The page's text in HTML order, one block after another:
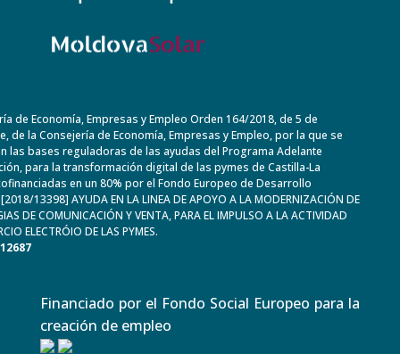
de Economía, Empresas y Empleo Orden 164/2018, de 5 de
de la Consejería de Economía, Empresas y Empleo, por la que se
las bases reguladoras de las ayudas del Programa Adelante
para la transformación digital de las pymes de Castilla-La
en un 80% por el Fondo Europeo de Desarrollo
13398] AYUDA EN LA LINEA DE APOYO A LA MODERNIZACIÓN DE
DE COMUNICACIÓN Y VENTA, PARA EL IMPULSO A LA ACTIVIDAD
ELECTRÓIO DE LAS PYMES.
Financiado por el Fondo Social Europeo para la
creación de empleo